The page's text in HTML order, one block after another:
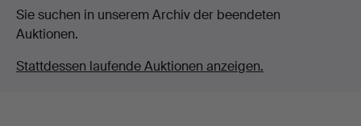
Sie suchen in unserem Archiv der beendeten
Auktionen.
Stattdessen laufende Auktionen anzeigen.